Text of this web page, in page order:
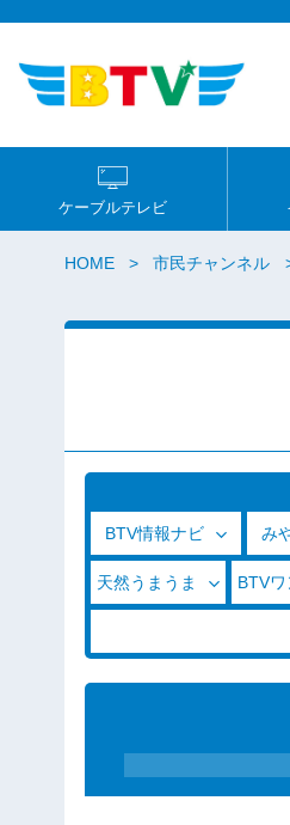
ケーブルテレビ
HOME 市民チャンネル
BTV情報ナビ み
天然うまうま BTV